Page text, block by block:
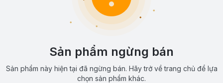
Sản phẩm ngừng bán
Sản phẩm này hiện tại đã ngừng bán. Hãy trở về trang chủ để lựa
chọn sản phẩm khác.